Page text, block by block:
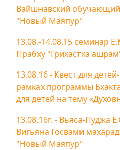
Вайшнавский
"Новый Маяпур"
13.08.-14.08.15 семинар
Прабху "Грихастха
13.08.16 - Квест для
рамках программы
для детей на тему
13.08.16г. - Вьяса-Пуджа
Вигьяна Госвами
"Новый Маяпур"